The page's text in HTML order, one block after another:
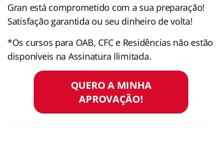
Gran está comprometido com a sua preparação!
Satisfação garantida ou seu dinheiro de volta!
*Os cursos para OAB, CFC e Residências não estão
disponíveis na Assinatura Ilimitada.
QUERO A MINHA
APROVAÇÃO!